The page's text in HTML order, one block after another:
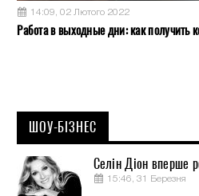
14:09, 02 Лютого 2022
Работа в выходные дни: как получить
ШОУ-БІЗНЕС
Селін Діон вперше
15:46, 31 Березня